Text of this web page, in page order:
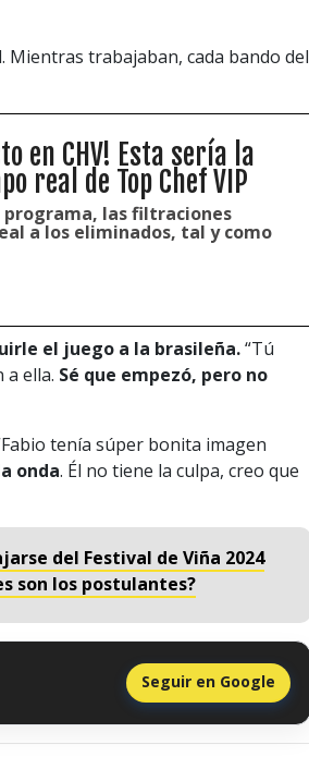
Mientras trabajaban, cada bando del
en CHV! Esta sería la
real de Top Chef VIP
programa, las filtraciones
a los eliminados, tal y como
el juego a la brasileña.“Tú
a ella. Sé que empezó, pero no
tenía súper bonita imagen
onda. Él no tiene la culpa, creo que
del Festival de Viña 2024
son los postulantes?
Seguir en Google